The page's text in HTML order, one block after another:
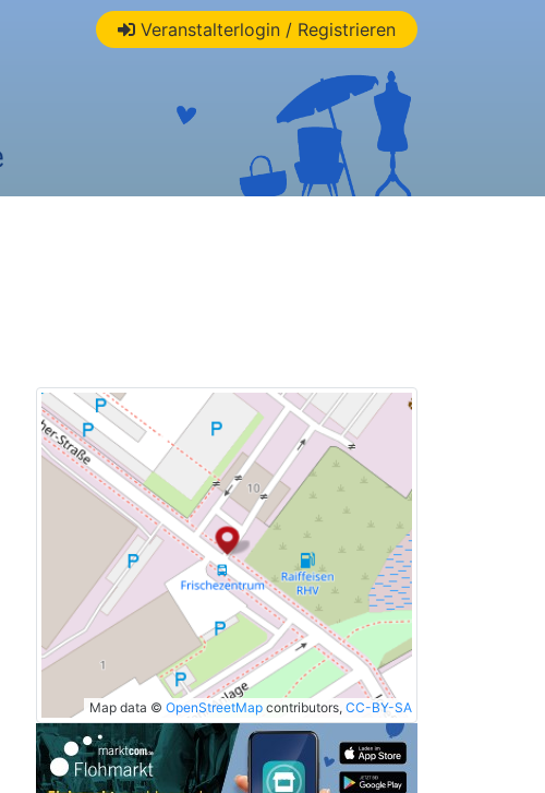
Veranstalterlogin / Registrieren
Map data © OpenStreetMap contributors, CC-BY-SA